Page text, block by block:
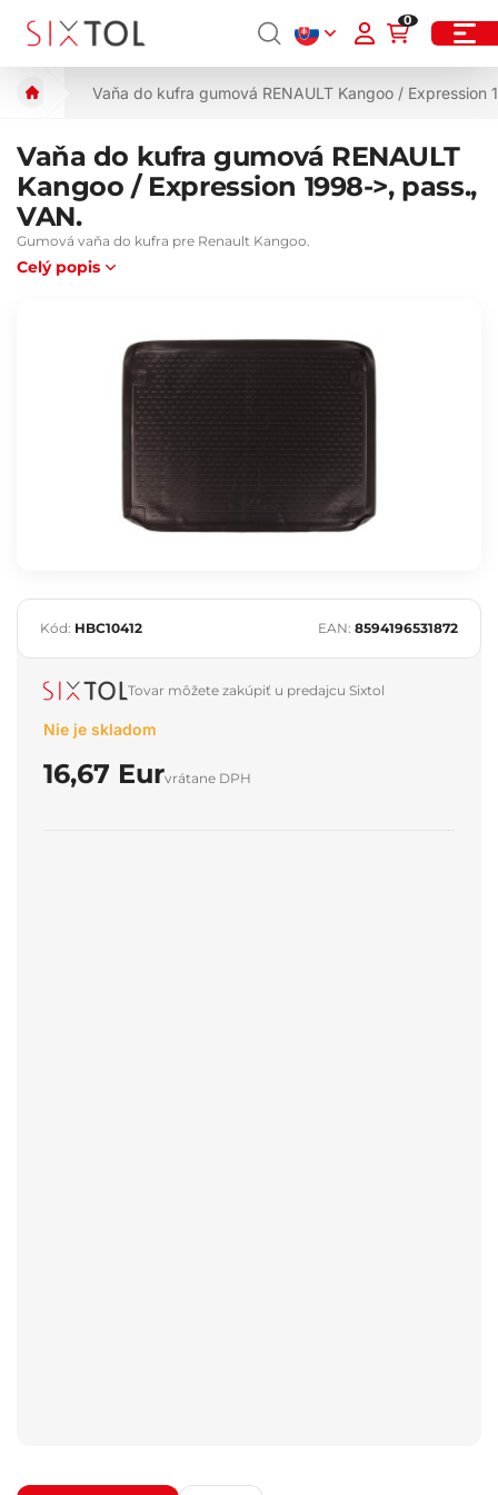
0
Vaňa do kufra gumová RENAULT Kangoo / Expression
Vaňa do kufra gumová RENAULT
Kangoo / Expression 1998->, pass.,
VAN.
Gumová vaňa do kufra pre Renault Kangoo.
Celý popis
Kód: HBC10412 EAN: 8594196531872
Tovar môžete zakúpiť u predajcu Sixtol
Nie je skladom
16,67 Eurvrátane DPH